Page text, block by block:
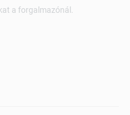
a forgalmazónál.